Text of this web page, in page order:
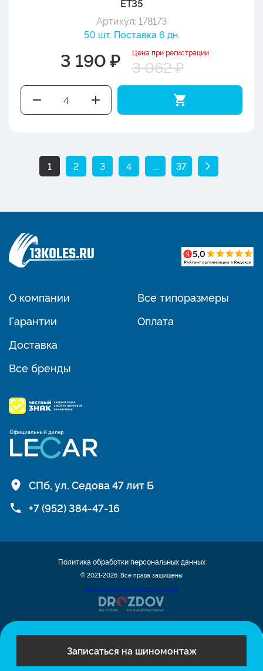
Записаться на шиномонтаж
Артикул: 178173
50 шт. Поставка 6 дн.
3 190 ₽ Цена при регистрации
3 062 ₽
1 2 3 4 ... 37
О компании
Гарантии
Доставка
Все бренды
Все типоразмеры
Оплата
СПб, ул. Седова 47 лит Б
+7 (952) 384-47-16
© 2021-2026. Все права защищены
Разработка сайта шин и дисков
Политика обработки персональных данных